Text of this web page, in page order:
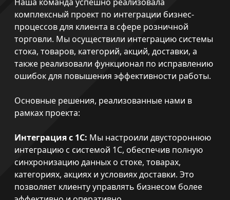
комплексный проект по интеграции бизнес-
процессов для клиента в сфере розничной
торговли. Мы осуществили интеграцию системы
стока, товаров, категорий, акций, доставки, а
также реализовали функционал по исправлению
ошибок для повышения эффективности работы.
Основные решения, реализованные нами в
рамках проекта:
Интеграция с 1C: Мы настроили двустороннюю
интеграцию с системой 1C, обеспечив полную
синхронизацию данных о стоке, товарах,
категориях, акциях и условиях доставки. Это
позволяет клиенту управлять бизнесом более